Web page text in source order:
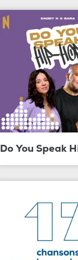
Do You Speak